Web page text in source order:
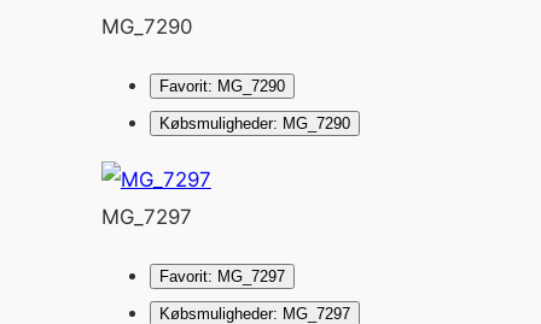
MG_7290
Favorit: MG_7290
Købsmuligheder: MG_7290
MG_7297
Favorit: MG_7297
Købsmuligheder: MG_7297